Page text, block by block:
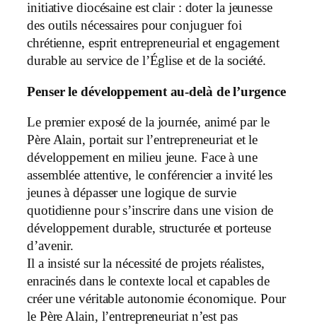
initiative diocésaine est clair : doter la jeunesse
des outils nécessaires pour conjuguer foi
chrétienne, esprit entrepreneurial et engagement
durable au service de l’Église et de la société.
Penser le développement au-delà de l’urgence
Le premier exposé de la journée, animé par le
Père Alain, portait sur l’entrepreneuriat et le
développement en milieu jeune. Face à une
assemblée attentive, le conférencier a invité les
jeunes à dépasser une logique de survie
quotidienne pour s’inscrire dans une vision de
développement durable, structurée et porteuse
d’avenir.
Il a insisté sur la nécessité de projets réalistes,
enracinés dans le contexte local et capables de
créer une véritable autonomie économique. Pour
le Père Alain, l’entrepreneuriat n’est pas